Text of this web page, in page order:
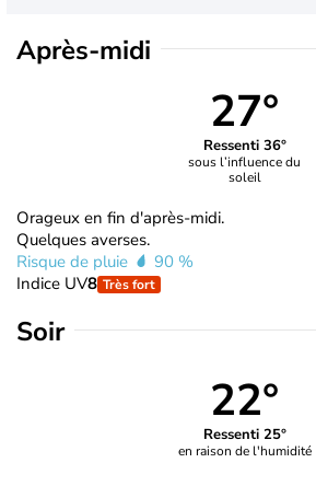
Après-midi
27°
Ressenti 36°
sous l’influence du
soleil
Orageux en fin d'après-midi.
Quelques averses.
Risque de pluie
90 %
Indice UV8 Très fort
Soir
22°
Ressenti 25°
en raison de l'humidité